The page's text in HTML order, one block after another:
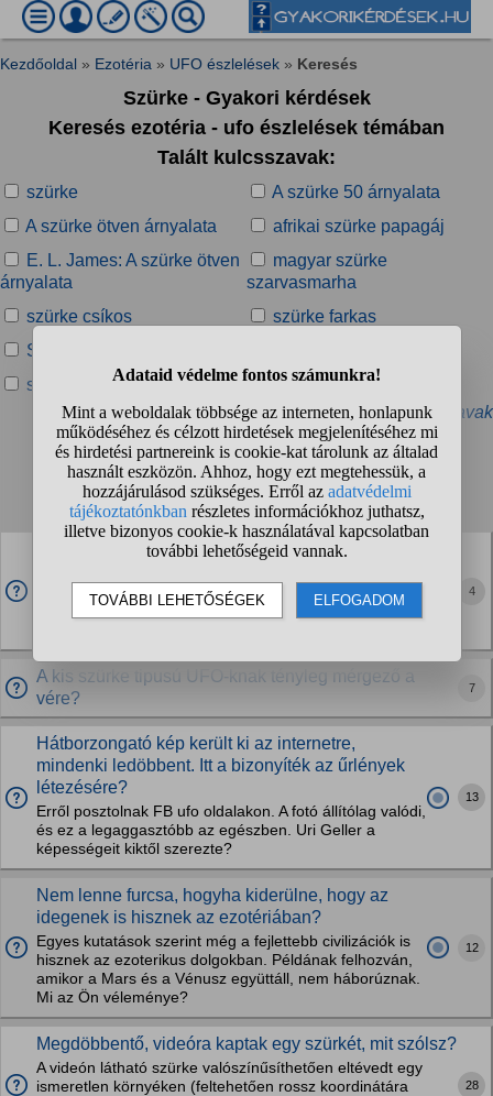
Kezdőoldal » Ezotéria » UFO észlelések » Keresés
Szürke - Gyakori kérdések
Keresés ezotéria - ufo észlelések témában
Talált kulcsszavak:
szürke
A szürke 50 árnyalata
A szürke ötven árnyalata
afrikai szürke papagáj
E. L. James: A szürke ötven
árnyalata
magyar szürke
szarvasmarha
szürke csíkos
szürke farkas
Szürke Farkasok
szürke folt
szürke folyás
» További kapcsolódó kulcsszavak
Talált kérdések:
1 2 3 4 ... ❯ ❯❯
Egy kis szürke képes szeretni?
reptiliánok és a hibridek nem éreznek szeretetet és
4
A kis szürke tipusú UFO-knak tényleg mérgező a
vére?
7
Hátborzongató kép került ki az internetre,
mindenki ledöbbent. Itt a bizonyíték az űrlények
létezésére?
Erről posztolnak FB ufo oldalakon. A fotó állítólag valódi,
és ez a legaggasztóbb az egészben. Uri Geller a
képességeit kiktől szerezte?
13
Nem lenne furcsa, hogyha kiderülne, hogy az
idegenek is hisznek az ezotériában?
Egyes kutatások szerint még a fejlettebb civilizációk is
hisznek az ezoterikus dolgokban. Példának felhozván,
amikor a Mars és a Vénusz együttáll, nem háborúznak.
Mi az Ön véleménye?
12
Megdöbbentő, videóra kaptak egy szürkét, mit szólsz?
A videón látható szürke valószínűsíthetően eltévedt egy
ismeretlen környéken (feltehetően rossz koordinátára
28